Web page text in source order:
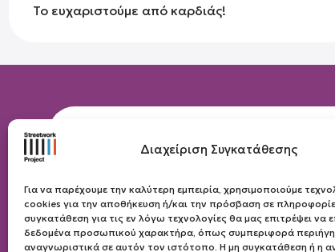
Διαχείριση Συγκατάθεσης
Για να παρέχουμε την καλύτερη εμπειρία, χρησιμοποιούμε
cookies για την αποθήκευση ή/και την πρόσβαση σε
συγκατάθεση για τις εν λόγω τεχνολογίες θα μας επιτρέψει να
δεδομένα προσωπικού χαρακτήρα, όπως συμπεριφορά
αναγνωριστικά σε αυτόν τον ιστότοπο. Η μη συγκατάθεση ή η
Το ευχαριστούμε από καρδιάς!
Επικοινωνία - Θετική
Σύλλογος “Θετική Φωνή”
Τηλ. επικοινωνίας:
Email επικοινωνίας: